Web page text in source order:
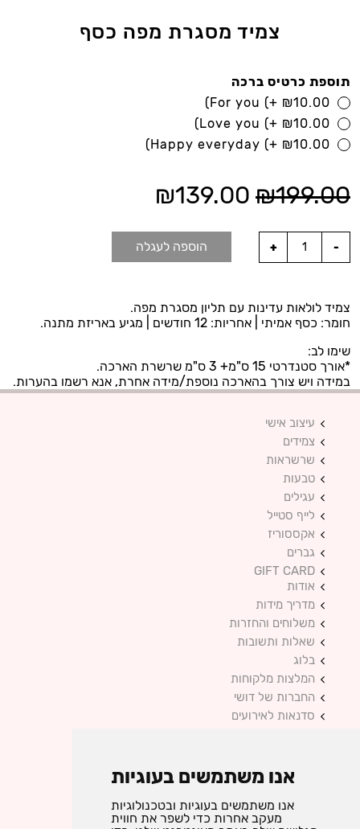
אנו משתמשים בעוגיות
אנו משתמשים בעוגיות ובטכנולוגיות
מעקב אחרות כדי לשפר את חווית
צמיד מסגרת מפה כסף
תוספת כרטיס ברכה
For you (+ ₪10.00)
Love you (+ ₪10.00)
Happy everyday (+ ₪10.00)
₪199.00
₪139.00
הוספה לעגלה
צמיד לולאות עדינות עם תליון מסגרת מפה.
חומר: כסף אמיתי | אחריות: 12 חודשים | מגיע באריזת מתנה.
שימו לב:
*אורך סטנדרטי 15 ס"מ+ 3 ס"מ שרשרת הארכה.
במידה ויש צורך בהארכה נוספת/מידה אחרת, אנא רשמו בהערות.
עיצוב אישי
צמידים
שרשראות
טבעות
עגילים
לייף סטייל
אקססוריז
גברים
GIFT CARD
אודות
מדריך מידות
משלוחים והחזרות
שאלות ותשובות
בלוג
המלצות מלקוחות
החברות של דושי
סדנאות לאירועים
אקססוריז ותכשיטים בעיצוב אישי
כל הזכויות שמורות © 2025 DUSHI